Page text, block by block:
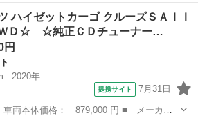
ブーン ■ グレード名： Ｘ Ｇパッ
リナビ（ＦＭ／ＡＭ／ＢＴ／ＣＤ／Ｄ
ハイゼットカーゴ クルーズＳＡＩＩ
Ｄ☆ ☆純正ＣＤチューナー…
円
2020年
提携サイト 7月31日